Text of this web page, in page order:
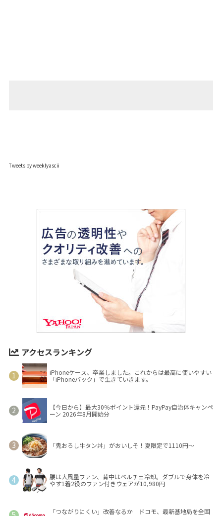
Tweets by weeklyascii
アクセスランキング
iPhoneケース、卒業しました。これからは最高に使いやすい
「iPhoneバック」で生きていきます。
【今日から】最大30％ポイント還元！PayPay自治体キャンペ
ーン 2026年8月開始分
「鬼おろし牛タン丼」がおいしそ！夏限定で1110円～
腰は大風量ファン、背中はペルチェ冷却。ダブルで身体を冷
やす1着2役のファン付きウェアが10,980円
「つながりにくい」改善なるか ドコモ、最新基地局を全国